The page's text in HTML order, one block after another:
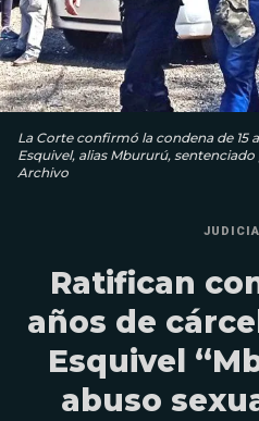
La Corte confirmó la condena de 15
Esquivel, alias Mbururú,
Archivo
Ratifican
años de
Esquivel
abuso